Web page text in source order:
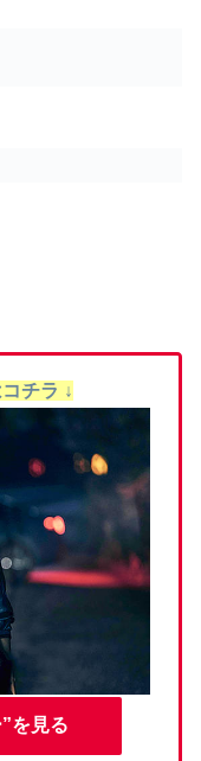
チラ ↓
を見る